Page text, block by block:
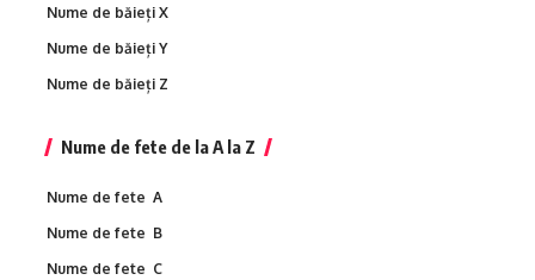
Nume de băieți X
Nume de băieți Y
Nume de băieți Z
Nume de fete de la A la Z
Nume de fete A
Nume de fete B
Nume de fete C